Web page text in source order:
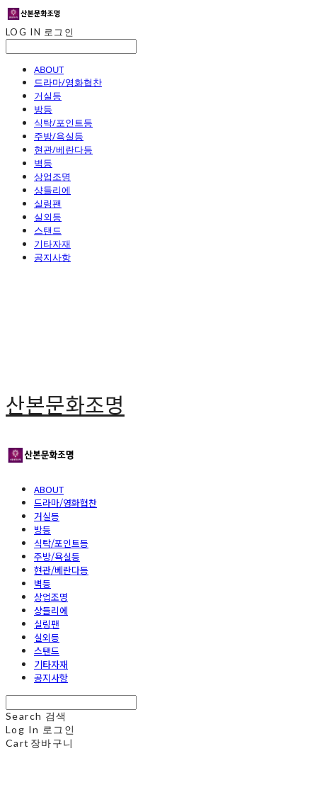
LOG IN 로그인
ABOUT
드라마/영화협찬
거실등
방등
식탁/포인트등
주방/욕실등
현관/베란다등
벽등
상업조명
샹들리에
실링팬
실외등
스탠드
기타자재
공지사항
산본문화조명
ABOUT
드라마/영화협찬
거실등
방등
식탁/포인트등
주방/욕실등
현관/베란다등
벽등
상업조명
샹들리에
실링팬
실외등
스탠드
기타자재
공지사항
Search 검색
Log In 로그인
Cart 장바구니